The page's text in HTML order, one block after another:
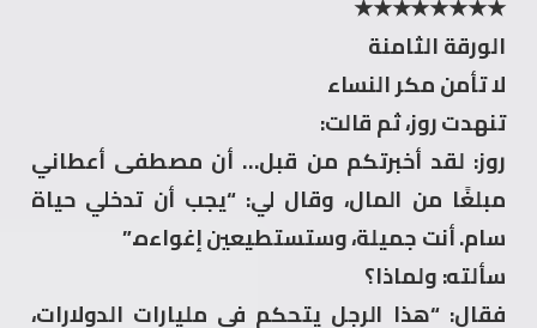
الورقة الثامنة
لا تأمن مكر النساء
تنهدت روز، ثم قالت:
روز: لقد أخبرتكم من قبل… أن مصطفى أعطاني
مبلغًا من المال، وقال لي: “يجب أن تدخلي حياة
سام. أنت جميلة، وستستطيعين إغواءه.”
سألته: ولماذا؟
فقال: “هذا الرجل يتحكم في مليارات الدولارات،